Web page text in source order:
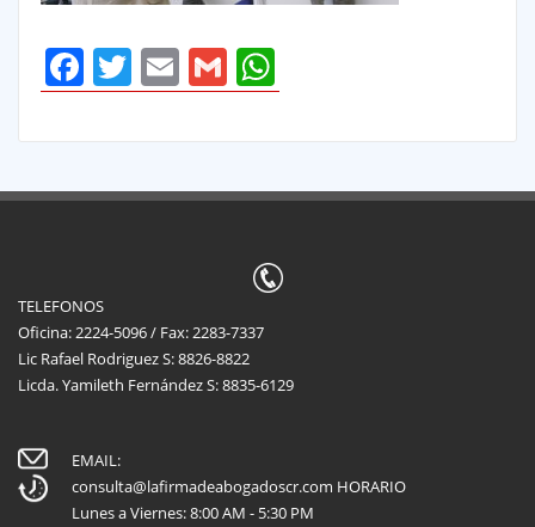
Facebook
Twitter
Email
GmailWhatsApp
TELEFONOS
Oficina: 2224-5096 / Fax: 2283-7337
Lic Rafael Rodriguez S: 8826-8822
Licda. Yamileth Fernández S: 8835-6129
EMAIL:
consulta@lafirmadeabogadoscr.com HORARIO
Lunes a Viernes: 8:00 AM - 5:30 PM